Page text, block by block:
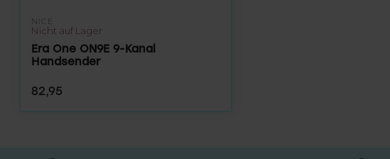
NICE
Nicht auf Lager
Era One ON9E 9-Kanal
Handsender
82,95